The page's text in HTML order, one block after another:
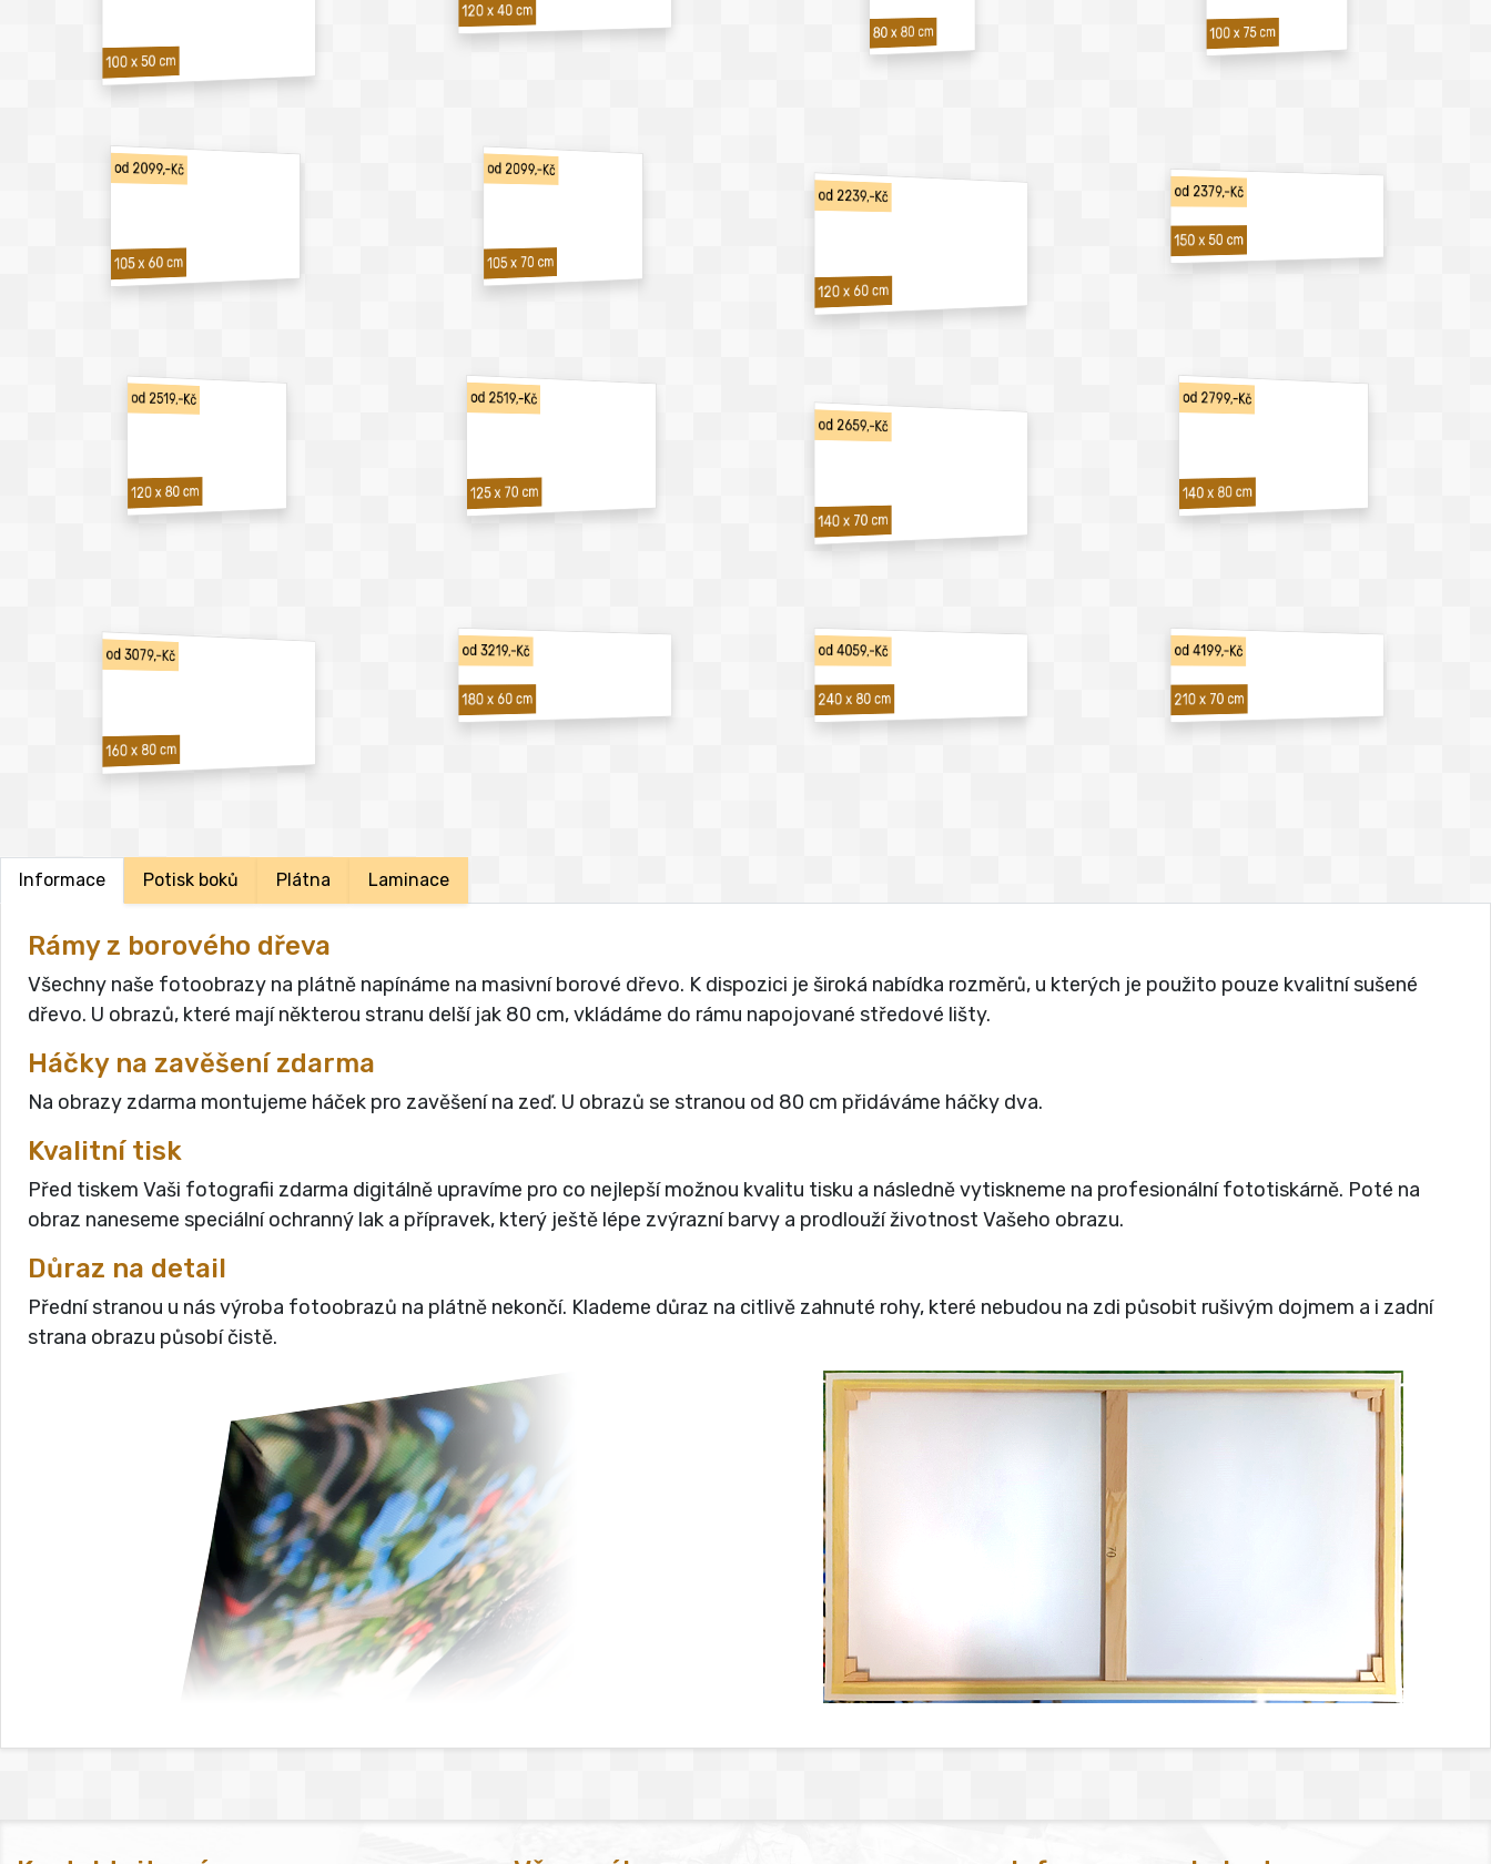
100 x 50 cm
120 x 40 cm
80 x 80 cm 100 x 75 cm
od 2099,-Kč
105 x 60 cm
od 2099,-Kč
105 x 70 cm
od 2239,-Kč
120 x 60 cm
od 2379,-Kč
150 x 50 cm
od 2519,-Kč
120 x 80 cm
od 2519,-Kč
125 x 70 cm
od 2659,-Kč
140 x 70 cm
od 2799,-Kč
140 x 80 cm
od 3079,-Kč
160 x 80 cm
od 3219,-Kč
180 x 60 cm
od 4059,-Kč
240 x 80 cm
od 4199,-Kč
210 x 70 cm
Informace Potisk boků Plátna Laminace
Rámy z borového dřeva
Všechny naše fotoobrazy na plátně napínáme na masivní borové dřevo. K dispozici je široká nabídka rozměrů, u kterých je použito pouze kvalitní sušené
dřevo. U obrazů, které mají některou stranu delší jak 80 cm, vkládáme do rámu napojované středové lišty.
Háčky na zavěšení zdarma
Na obrazy zdarma montujeme háček pro zavěšení na zeď. U obrazů se stranou od 80 cm přidáváme háčky dva.
Kvalitní tisk
Před tiskem Vaši fotografii zdarma digitálně upravíme pro co nejlepší možnou kvalitu tisku a následně vytiskneme na profesionální fototiskárně. Poté na
obraz naneseme speciální ochranný lak a přípravek, který ještě lépe zvýrazní barvy a prodlouží životnost Vašeho obrazu.
Důraz na detail
Přední stranou u nás výroba fotoobrazů na plátně nekončí. Klademe důraz na citlivě zahnuté rohy, které nebudou na zdi působit rušivým dojmem a i zadní
strana obrazu působí čistě.